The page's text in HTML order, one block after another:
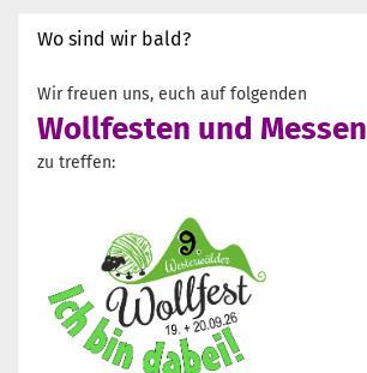
Wo sind wir bald?
Wir freuen uns, euch auf folgenden
Wollfesten und Messen
zu treffen: